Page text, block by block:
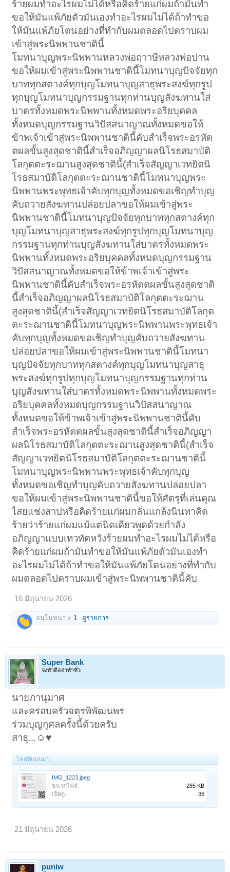
ร้ายผมทำอะไรผมไม่ได้หรือคิดร้ายแก่ผมถ้ามันทำ
ขอให้มันแพ้ภัยตัวมันเองทำอะไรผมไม่ได้ถ้าทำขอ
ให้มันแพ้ภัยโดนอย่างที่ทำกับผมตลอดไปตราบผม
เข้าสู่พระนิพพานชาตินี้
โมทนาบุญพระนิพพานหลวงพ่อฤาาษีหลวงพ่อปาน
ขอให้ผมเข้าสู่พระนิพพานชาตินี้โมทนาบุญปัจจัยทุก
บาททุกสตางค์ทุกบุญโมทนาบุญสาธุพระสงฆ์ทุกรูป
ทุกบุญโมทนาบุญกรรมฐานทุกท่านบุญสังฆทานใส่
บาตรทั้งหมดพระนิพพานทั้งหมดพระอริยบุคคล
ทั้งหมดบุญกรรมฐานวิปัสสนาญาณทั้งหมดขอให้
ข้าพเจ้าเข้าสู่พระนิพพานชาตินี้คับสำเร็จพระอรหัต
ตผลขั้นสูงสุดชาตินี้สำเร็จอภิญญาผลนิโรธสมาบัติ
โลกุตตะระฌานสูงสุดชาตินี้(สำเร็จสัญญาเวทยิตนิ
โรธสมาบัติโลกุตตะระฌานชาตินี้โมทนาบุญพระ
นิพพานพระพุทธเจ้าคับทุกบุญทั้งหมดขอเชิญทำบุญ
คับถวายสังฆทานปล่อยปลาขอให้ผมเข้าสู่พระ
นิพพานชาตินี้โมทนาบุญปัจจัยทุกบาททุกสตางค์ทุก
บุญโมทนาบุญสาธุพระสงฆ์ทุกรูปทุกบุญโมทนาบุญ
กรรมฐานทุกท่านบุญสังฆทานใส่บาตรทั้งหมดพระ
นิพพานทั้งหมดพระอริยบุคคลทั้งหมดบุญกรรมฐาน
วิปัสสนาญาณทั้งหมดขอให้ข้าพเจ้าเข้าสู่พระ
นิพพานชาตินี้คับสำเร็จพระอรหัตตผลขั้นสูงสุดชาติ
นี้สำเร็จอภิญญาผลนิโรธสมาบัติโลกุตตะระฌาน
สูงสุดชาตินี้(สำเร็จสัญญาเวทยิตนิโรธสมาบัติโลกุต
ตะระฌานชาตินี้โมทนาบุญพระนิพพานพระพุทธเจ้า
คับทุกบุญทั้งหมดขอเชิญทำบุญคับถวายสังฆทาน
ปล่อยปลาขอให้ผมเข้าสู่พระนิพพานชาตินี้โมทนา
บุญปัจจัยทุกบาททุกสตางค์ทุกบุญโมทนาบุญสาธุ
พระสงฆ์ทุกรูปทุกบุญโมทนาบุญกรรมฐานทุกท่าน
บุญสังฆทานใส่บาตรทั้งหมดพระนิพพานทั้งหมดพระ
อริยบุคคลทั้งหมดบุญกรรมฐานวิปัสสนาญาณ
ทั้งหมดขอให้ข้าพเจ้าเข้าสู่พระนิพพานชาตินี้คับ
สำเร็จพระอรหัตตผลขั้นสูงสุดชาตินี้สำเร็จอภิญญา
ผลนิโรธสมาบัติโลกุตตะระฌานสูงสุดชาตินี้(สำเร็จ
สัญญาเวทยิตนิโรธสมาบัติโลกุตตะระฌานชาตินี้
โมทนาบุญพระนิพพานพระพุทธเจ้าคับทุกบุญ
ทั้งหมดขอเชิญทำบุญคับถวายสังฆทานปล่อยปลา
ขอให้ผมเข้าสู่พระนิพพานชาตินี้ขอให้ศัตรุที่เล่นคุณ
ไสยแช่งสาปหรือคิดร้ายแก่ผมกลั่นแกล้งนินทาคิด
ร้ายว่าร้ายแก่ผมแม้แต่นิดเดียวพูดด้วยกำลัง
อภิญญาแบบเทวทัตหวังร้ายผมทำอะไรผมไม่ได้หรือ
คิดร้ายแก่ผมถ้ามันทำขอให้มันแพ้ภัยตัวมันเองทำ
อะไรผมไม่ได้ถ้าทำขอให้มันแพ้ภัยโดนอย่างที่ทำกับ
ผมตลอดไปตราบผมเข้าสู่พระนิพพานชาตินี้คับ
16 มิถุนายน 2026
อนุโมทนา x1 ดูรายการ
Super Bank
จงทำดีอย่าทำชั่ว
นายภานุมาศ
และครอบครัวจตุรพิพัฒนพร
ร่วมบุญกุศลครั้งนี้ด้วยครับ
สาธุ...☺️♥️
ไฟล์ที่แนบมา:
IMG_1223.jpeg
ขนาดไฟล์:
285 KB
เปิดดู:
36
21 มิถุนายน 2026
puniw